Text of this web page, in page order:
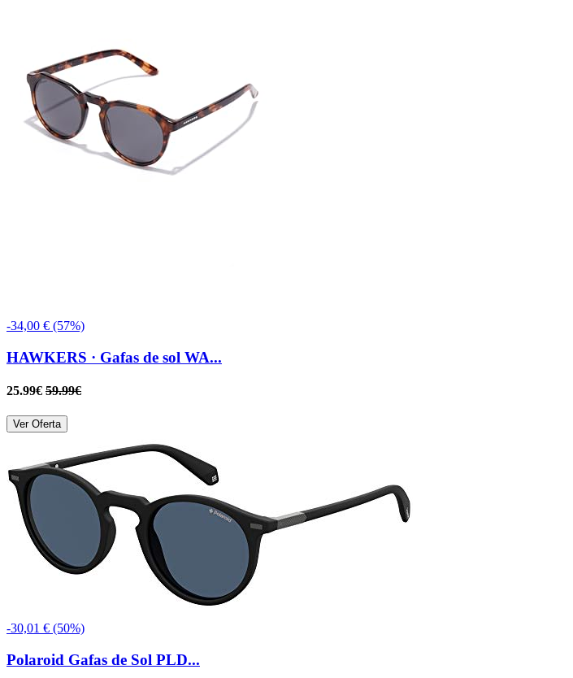
-34,00 € (57%)
HAWKERS · Gafas de sol WA...
25.99€ 59.99€
Ver Oferta
-30,01 € (50%)
Polaroid Gafas de Sol PLD...